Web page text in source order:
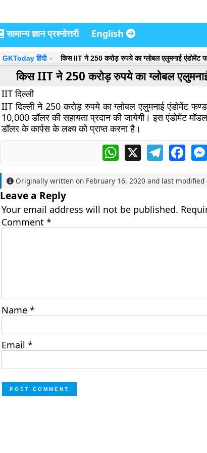
सामान्य ज्ञान प्रश्नोत्तरी English
GKToday हिंदी किस IIT ने 250 करोड़ रुपये का ग्लोबल एलुमनाई एंडोमेंट
किस IIT ने 250 करोड़ रुपये का ग्लोबल
IIT दिल्ली
IIT दिल्ली ने 250 करोड़ रुपये का ग्लोबल एलुमनाई एंडोमेंट
10,000 डॉलर की सहायता प्रदान की जायेगी। इस एंडोमेंट
डॉलर के कार्पस के लक्ष्य को प्राप्त करना है।
WhatsApp
X Telegram
Originally written on February 16, 2020 and last modified
Leave a Reply
Your email address will not be published.
Comment *
Name *
Email *